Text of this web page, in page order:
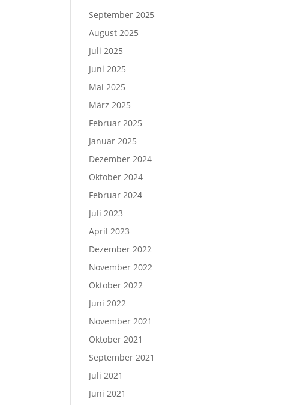
September 2025
August 2025
Juli 2025
Juni 2025
Mai 2025
März 2025
Februar 2025
Januar 2025
Dezember 2024
Oktober 2024
Februar 2024
Juli 2023
April 2023
Dezember 2022
November 2022
Oktober 2022
Juni 2022
November 2021
Oktober 2021
September 2021
Juli 2021
Juni 2021